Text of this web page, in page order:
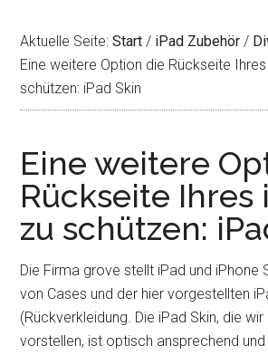
Aktuelle Seite:Start / iPad Zubehör /
Eine weitere Option die Rückseite
schützen: iPad Skin
Eine weitere
Rückseite Ihres
zu schützen:
Die Firma grove stellt iPad und iPhone
von Cases und der hier vorgestellten
(Rückverkleidung. Die iPad Skin, die wir
vorstellen, ist optisch ansprechend und